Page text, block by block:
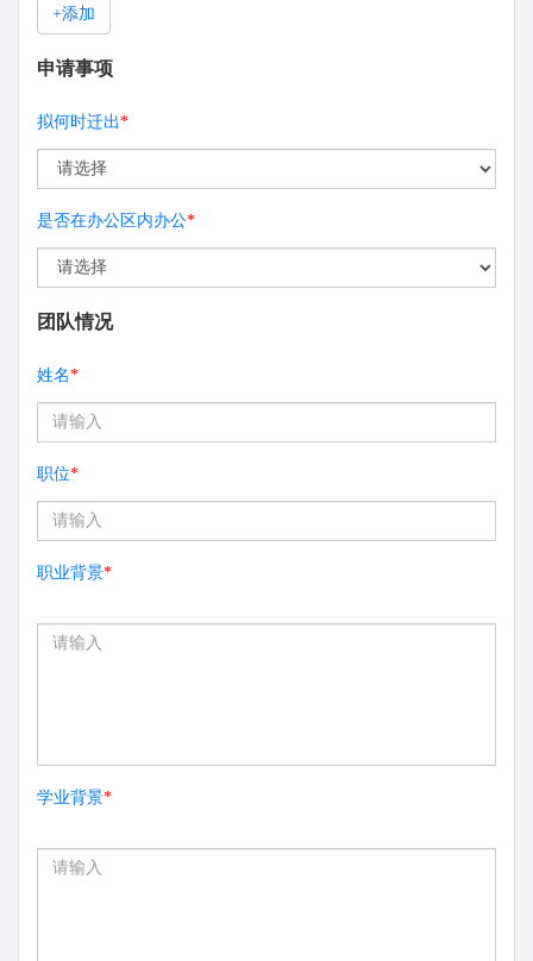
+添加
申请事项
拟何时迁出*
是否在办公区内办公*
团队情况
姓名*
职位*
职业背景*
学业背景*